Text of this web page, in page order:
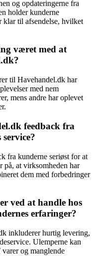
og opdateringerne fra
holder kunderne
klar til afsendelse, hvilket
været med at
til Havehandel.dk har
med nem
mens andre har oplevet
feedback fra
fra kunderne seriøst for at
på, at virksomheden har
dem med forbedringer
ved at handle hos
erfaringer?
inkluderer hurtig levering,
Ulemperne kan
og manglende